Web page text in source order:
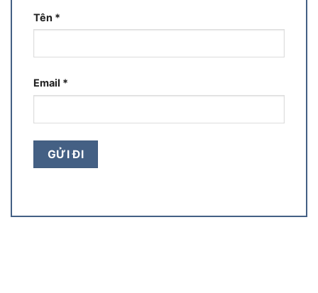
Tên *
Email *